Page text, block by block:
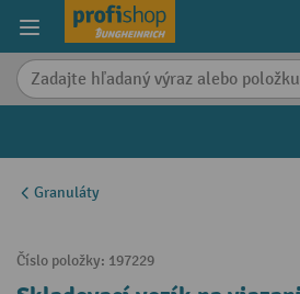
content
Granuláty
Číslo položky: 197229